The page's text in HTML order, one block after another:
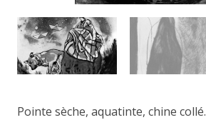
Pointe sèche, aquatinte, chine collé.